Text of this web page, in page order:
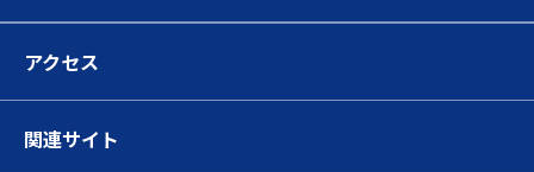
アクセス
関連サイト